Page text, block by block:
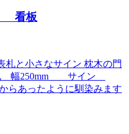
看板
札と小さなサイン 枕木の門
幅250mm サイン
らあったように馴染みます